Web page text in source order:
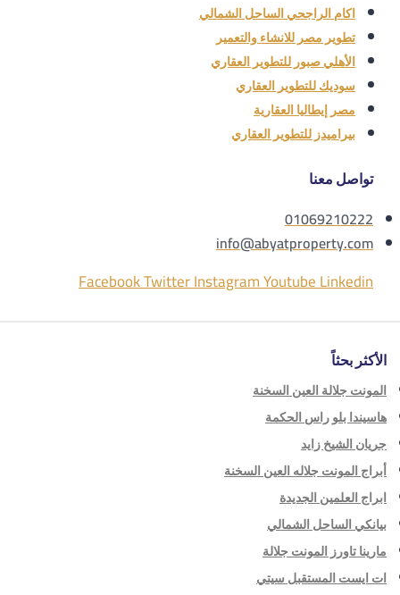
اكام الراجحي الساحل الشمالي
تطوير مصر للانشاء والتعمير
الأهلي صبور للتطوير العقاري
سوديك للتطوير العقاري
مصر إيطاليا العقارية
بيراميدز للتطوير العقاري
تواصل معنا
01069210222
info@abyatproperty.com
FacebookTwitterInstagramYoutubeLinkedin
الأكثر بحثاً
المونت جلالة العين السخنة
هاسيندا بلو راس الحكمة
جريان الشيخ زايد
أبراج المونت جلاله العين السخنة
ابراج العلمين الجديدة
بيانكي الساحل الشمالي
مارينا تاورز المونت جلالة
ات ايست المستقبل سيتي